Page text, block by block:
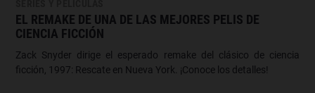
EL REMAKE DE UNA DE LAS MEJORES PELIS DE
CIENCIA FICCIÓN
Zack Snyder dirige el esperado remake del clásico de ciencia
ficción, 1997: Rescate en Nueva York. ¡Conoce los detalles!